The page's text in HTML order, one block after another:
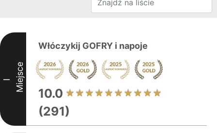
I Miejsce
Włóczykij GOFRY i napoje
10.0
(291)